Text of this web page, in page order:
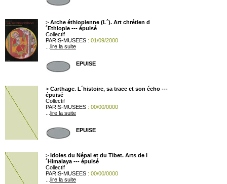
> Arche éthiopienne (L´). Art chrétien d
´Ethiopie --- épuisé
Collectif
PARIS-MUSEES : 01/09/2000
lire la suite
EPUISE
> Carthage. L´histoire, sa trace et son écho ---
épuisé
Collectif
PARIS-MUSEES : 00/00/0000
lire la suite
EPUISE
> Idoles du Népal et du Tibet. Arts de l
´Himalaya --- épuisé
Collectif
PARIS-MUSEES : 00/00/0000
lire la suite